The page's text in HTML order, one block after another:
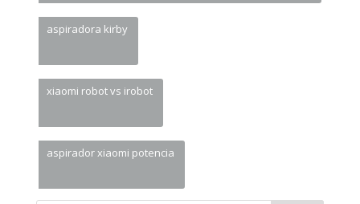
aspiradora kirby
xiaomi robot vs irobot
aspirador xiaomi potencia